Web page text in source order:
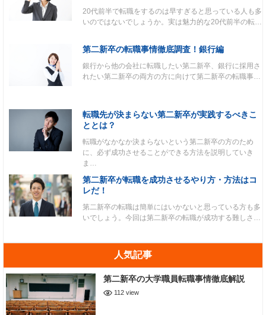
20代前半で転職をするのは早すぎると思っている人も多
いのではないでしょうか。実は魅力的な20代前半の転…
第二新卒の転職事情徹底調査！銀行編
銀行から他の会社に転職したい第二新卒、銀行に採用さ
れたい第二新卒の両方の方に向けて第二新卒の転職事…
転職先が決まらない第二新卒が実践するべきこ
ととは？
転職がなかなか決まらないという第二新卒の方のため
に、必ず成功させることができる方法を説明していき
ま…
第二新卒が転職を成功させるやり方・方法はコ
レだ！
第二新卒の転職は簡単にはいかないと思っている方も多
いでしょう。今回は第二新卒の転職が成功する難しさ…
人気記事
第二新卒の大学職員転職事情徹底解説
112 view